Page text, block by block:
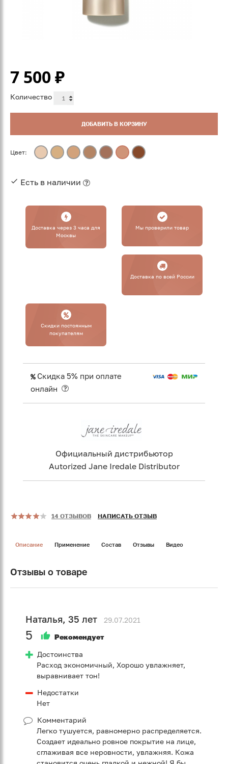
7 500₽
Количество
ДОБАВИТЬ В КОРЗИНУ
Цвет:
Есть в наличии
Доставка через 3 часа для
Москвы
Мы проверили товар
Доставка по всей России
Cкидки постоянным
покупателям
Скидка 5% при оплате
онлайн
Официальный дистрибьютор
Autorized Jane Iredale Distributor
14 ОТЗЫВОВ НАПИСАТЬ ОТЗЫВ
Описание Применение Состав Отзывы Видео
Отзывы о товаре
Наталья, 35 лет 29.07.2021
5 Рекомендует
Достоинства
Расход экономичный, Хорошо увлажняет,
выравнивает тон!
Недостатки
Нет
Комментарий
Легко тушуется, равномерно распределяется.
Создает идеально ровное покрытие на лице,
сглаживая все неровности, увлажняя. Кожа